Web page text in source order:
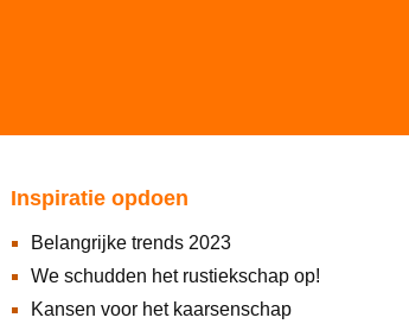
Inspiratie opdoen
Belangrijke trends 2023
We schudden het rustiekschap op!
Kansen voor het kaarsenschap